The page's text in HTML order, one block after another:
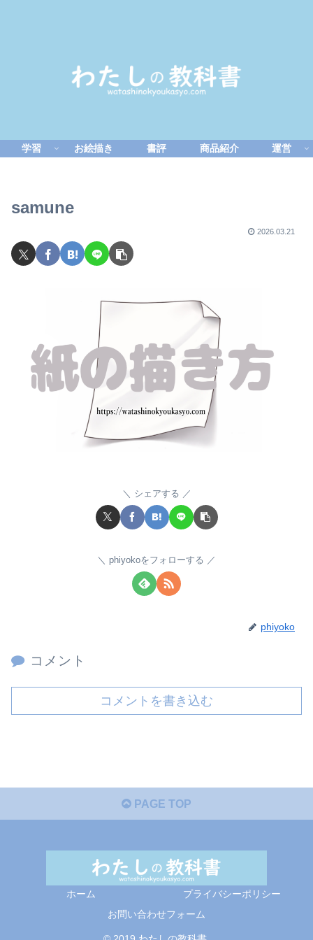
学習 お絵描き 書評 商品紹介 運営
samune
2026.03.21
シェアする
phiyokoをフォローする
phiyoko
コメント
コメントを書き込む
PAGE TOP
ホーム
プライバシーポリシー
お問い合わせフォーム